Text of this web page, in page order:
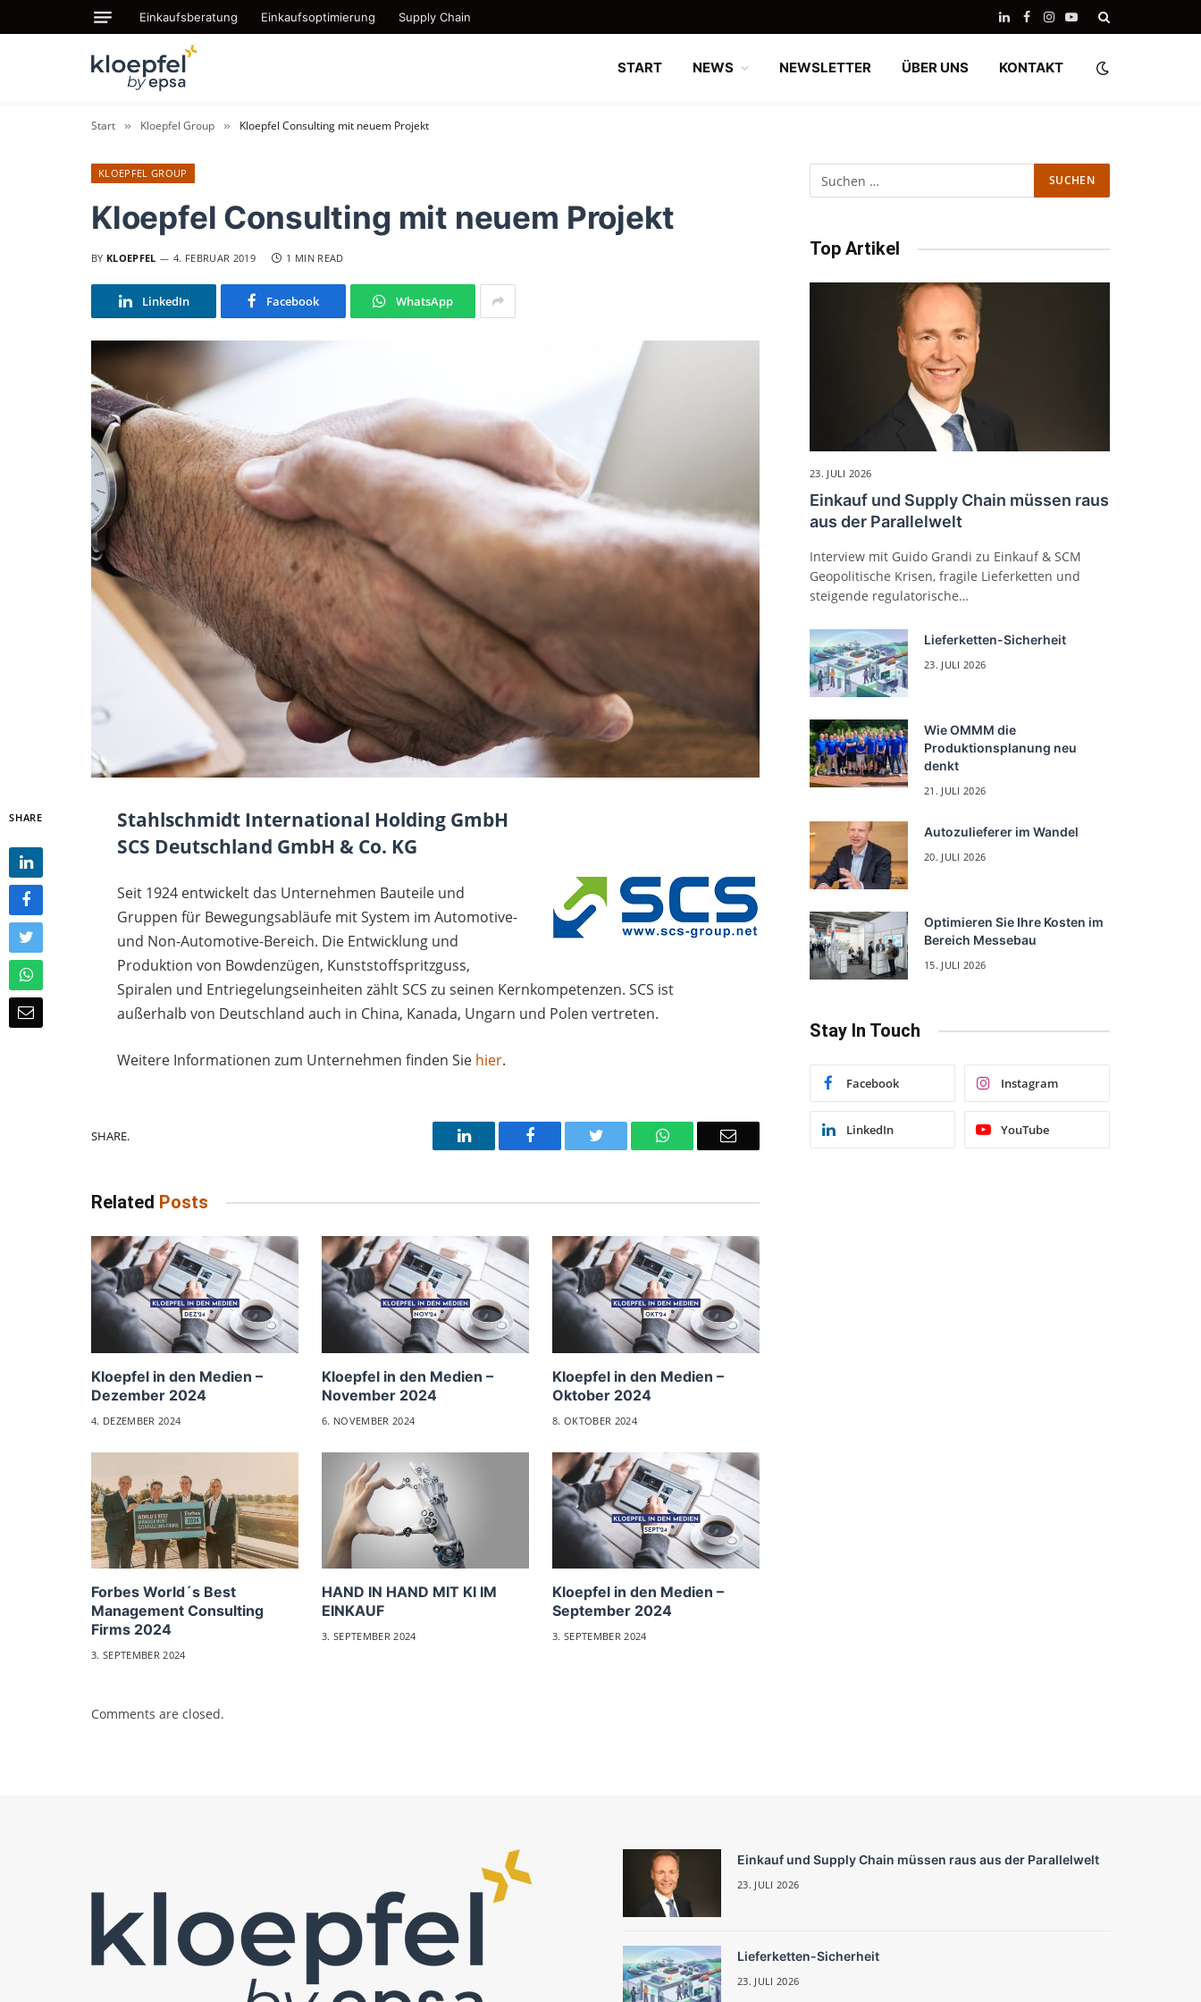
Einkaufsberatung Einkaufsoptimierung Supply Chain LinkedIn
Facebook
Instagram
YouTube
START NEWS NEWSLETTER ÜBER UNS KONTAKT
Start » Kloepfel Group » Kloepfel Consulting mit neuem Projekt
KLOEPFEL GROUP
Kloepfel Consulting mit neuem Projekt
BY KLOEPFEL 4. FEBRUAR 2019 1 MIN READ
LinkedIn Facebook WhatsApp
SHARE
Stahlschmidt International Holding GmbH
SCS Deutschland GmbH & Co. KG
Seit 1924 entwickelt das Unternehmen Bauteile und
Gruppen für Bewegungsabläufe mit System im Automotive-
und Non-Automotive-Bereich. Die Entwicklung und
Produktion von Bowdenzügen, Kunststoffspritzguss,
Spiralen und Entriegelungseinheiten zählt SCS zu seinen Kernkompetenzen. SCS ist
außerhalb von Deutschland auch in China, Kanada, Ungarn und Polen vertreten.
Weitere Informationen zum Unternehmen finden Sie hier.
SHARE. LinkedIn Facebook Twitter WhatsAppEmail
Related Posts
Kloepfel in den Medien –
Dezember 2024
4. DEZEMBER 2024
Kloepfel in den Medien –
November 2024
6. NOVEMBER 2024
Kloepfel in den Medien –
Oktober 2024
8. OKTOBER 2024
Forbes World´s Best
Management Consulting
Firms 2024
3. SEPTEMBER 2024
HAND IN HAND MIT KI IM
EINKAUF
3. SEPTEMBER 2024
Kloepfel in den Medien –
September 2024
3. SEPTEMBER 2024
Comments are closed.
Top Artikel
23. JULI 2026
Einkauf und Supply Chain müssen raus
aus der Parallelwelt
Interview mit Guido Grandi zu Einkauf & SCM
Geopolitische Krisen, fragile Lieferketten und
steigende regulatorische…
Lieferketten-Sicherheit
23. JULI 2026
Wie OMMM die
Produktionsplanung neu
denkt
21. JULI 2026
Autozulieferer im Wandel
20. JULI 2026
Optimieren Sie Ihre Kosten im
Bereich Messebau
15. JULI 2026
Stay In Touch
Facebook Instagram
LinkedIn YouTube
Einkauf und Supply Chain müssen raus aus der Parallelwelt
23. JULI 2026
Lieferketten-Sicherheit
23. JULI 2026